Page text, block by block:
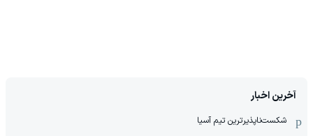
آخرین اخبار
شکست‌ناپذیرترین تیم آسیا